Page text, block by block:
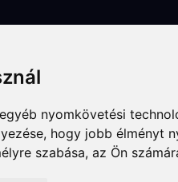
nyomkövetési
, hogy jobb élményt
szabása,az Ön